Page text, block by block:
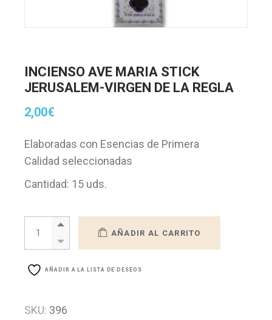
INCIENSO AVE MARIA STICK
JERUSALEM-VIRGEN DE LA REGLA
2,00€
Elaboradas con Esencias de Primera
Calidad seleccionadas
Cantidad: 15 uds.
INCIENSO AVE MARIA STICK JERUSALEM-VIRGEN DE LA
AÑADIR AL CARRITO
AÑADIR A LA LISTA DE DESEOS
SKU: 396